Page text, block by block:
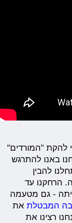
להקת "המורדים"
באנו להתרגש
להבין
הרחקנו עד
- גם מטעמה
המבטלת את
רצינו את